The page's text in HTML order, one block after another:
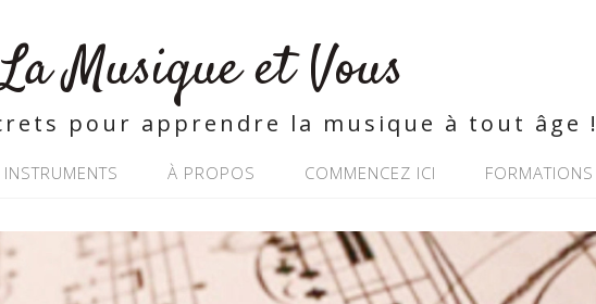
La Musique et Vous
pour apprendre la musique à tout âge !
INSTRUMENTS À PROPOS COMMENCEZ ICI FORMATIONS